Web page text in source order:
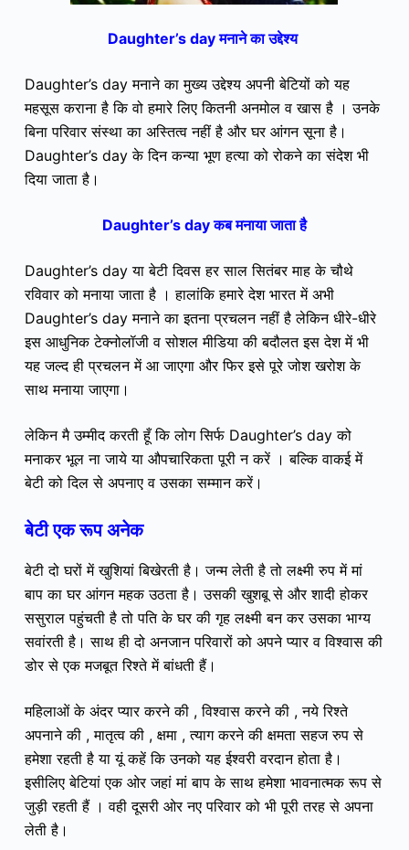
Daughter’s day मनाने का उद्देश्य
Daughter’s day मनाने का मुख्य उद्देश्य अपनी बेटियों को यह
महसूस कराना है कि वो हमारे लिए कितनी अनमोल व खास है । उनके
बिना परिवार संस्था का अस्तित्व नहीं है और घर आंगन सूना है।
Daughter’s day के दिन कन्या भूण हत्या को रोकने का संदेश भी
दिया जाता है।
Daughter’s day कब मनाया जाता है
Daughter’s day या बेटी दिवस हर साल सितंबर माह के चौथे
रविवार को मनाया जाता है । हालांकि हमारे देश भारत में अभी
Daughter’s day मनाने का इतना प्रचलन नहीं है लेकिन धीरे-धीरे
इस आधुनिक टेक्नोलॉजी व सोशल मीडिया की बदौलत इस देश में भी
यह जल्द ही प्रचलन में आ जाएगा और फिर इसे पूरे जोश खरोश के
साथ मनाया जाएगा।
लेकिन मै उम्मीद करती हूँ कि लोग सिर्फ Daughter’s day को
मनाकर भूल ना जाये या औपचारिकता पूरी न करें । बल्कि वाकई में
बेटी को दिल से अपनाए व उसका सम्मान करें।
बेटी एक रूप अनेक
बेटी दो घरों में खुशियां बिखेरती है। जन्म लेती है तो लक्ष्मी रुप में मां
बाप का घर आंगन महक उठता है। उसकी खुशबू से और शादी होकर
ससुराल पहुंचती है तो पति के घर की गृह लक्ष्मी बन कर उसका भाग्य
सवांरती है। साथ ही दो अनजान परिवारों को अपने प्यार व विश्वास की
डोर से एक मजबूत रिश्ते में बांधती हैं।
महिलाओं के अंदर प्यार करने की , विश्वास करने की , नये रिश्ते
अपनाने की , मातृत्व की , क्षमा , त्याग करने की क्षमता सहज रुप से
हमेशा रहती है या यूं कहें कि उनको यह ईश्वरी वरदान होता है।
इसीलिए बेटियां एक ओर जहां मां बाप के साथ हमेशा भावनात्मक रूप से
जुड़ी रहती हैं । वही दूसरी ओर नए परिवार को भी पूरी तरह से अपना
लेती है।